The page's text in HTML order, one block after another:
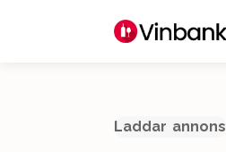
Laddar annons